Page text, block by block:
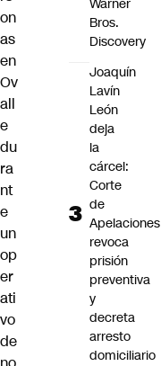
on
as
en
Ov
all
e
du
ra
nt
e
un
op
er
ati
vo
de
Warner
Bros.
Discovery
Joaquín
Lavín
León
deja
la
cárcel:
Corte
de
Apelaciones
revoca
prisión
preventiva
y
decreta
arresto
domiciliario